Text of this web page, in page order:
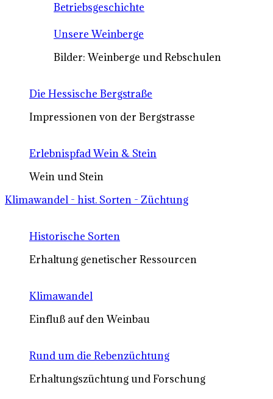
Betriebsgeschichte
Unsere Weinberge
Bilder: Weinberge und Rebschulen
Die Hessische Bergstraße
Impressionen von der Bergstrasse
Erlebnispfad Wein & Stein
Wein und Stein
Klimawandel - hist. Sorten - Züchtung
Historische Sorten
Erhaltung genetischer Ressourcen
Klimawandel
Einfluß auf den Weinbau
Rund um die Rebenzüchtung
Erhaltungszüchtung und Forschung